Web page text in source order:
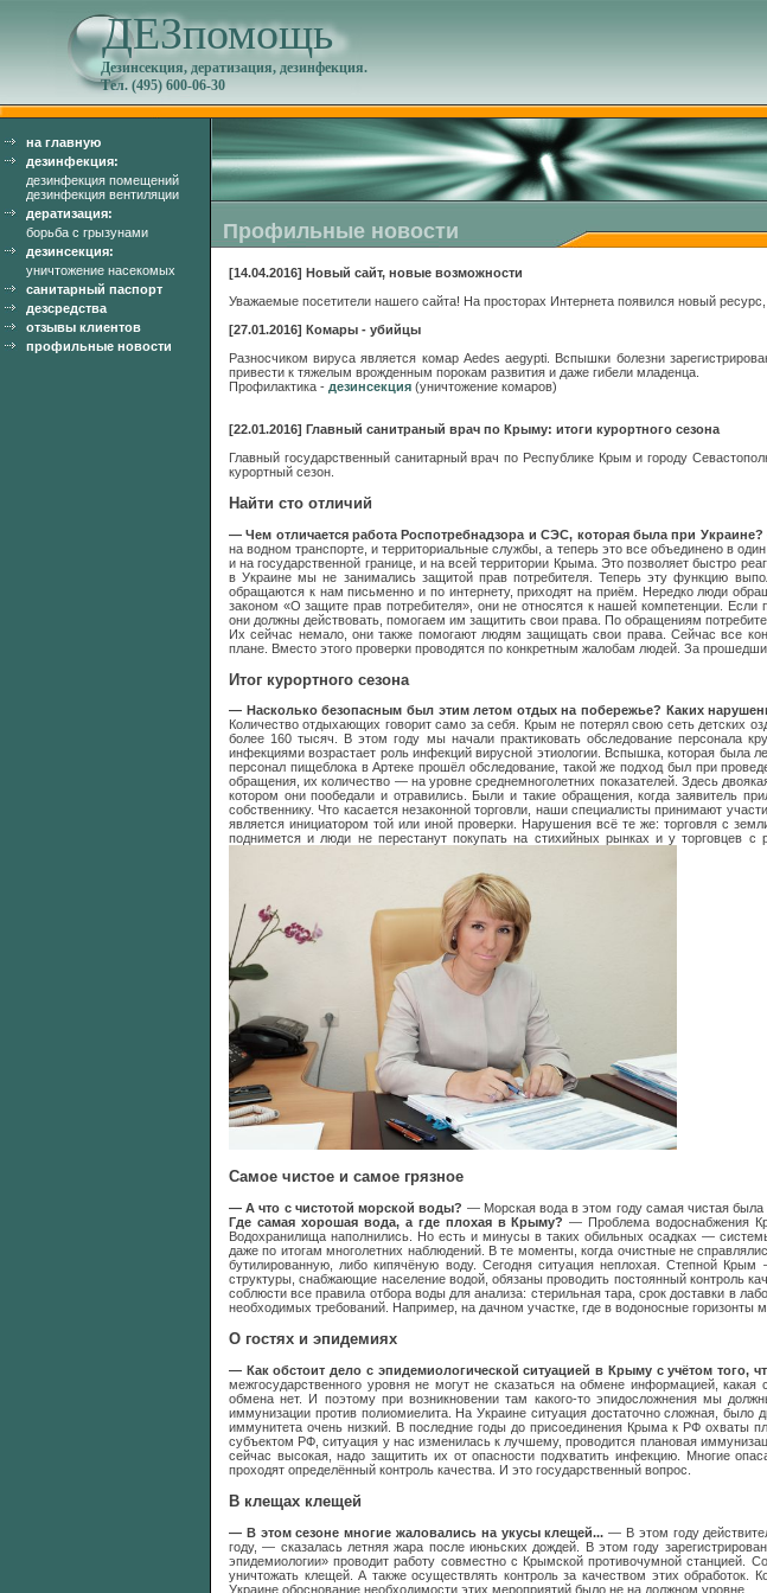
ДЕЗпомощь
Дезинсекция, дератизация, дезинфекция.
Тел. (495) 600-06-30
на главную
дезинфекция:
дезинфекция помещений
дезинфекция вентиляции
дератизация:
борьба с грызунами
дезинсекция:
уничтожение насекомых
санитарный паспорт
дезсредства
отзывы клиентов
профильные новости
Профильные новости
[14.04.2016] Новый сайт, новые возможности
Уважаемые посетители нашего сайта! На просторах Интернета появился новый
[27.01.2016] Комары - убийцы
Разносчиком вируса является комар Aedes aegypti. Вспышки болезни
привести к тяжелым врожденным порокам развития и даже гибели младенца.
Профилактика - дезинсекция (уничтожение комаров)
[22.01.2016] Главный санитраный врач по Крыму: итоги курортного сезона
Главный государственный санитарный врач по Республике Крым и городу
курортный сезон.
Найти сто отличий
— Чем отличается работа Роспотребнадзора и СЭС, которая была при Украине?
на водном транспорте, и территориальные службы, а теперь это все объединено в
и на государственной границе, и на всей территории Крыма. Это позволяет быстро
в Украине мы не занимались защитой прав потребителя. Теперь эту функцию
обращаются к нам письменно и по интернету, приходят на приём. Нередко люди
законом «О защите прав потребителя», они не относятся к нашей компетенции.
они должны действовать, помогаем им защитить свои права. По обращениям
Их сейчас немало, они также помогают людям защищать свои права. Сейчас все
плане. Вместо этого проверки проводятся по конкретным жалобам людей. За
Итог курортного сезона
— Насколько безопасным был этим летом отдых на побережье? Каких
Количество отдыхающих говорит само за себя. Крым не потерял свою сеть детских
более 160 тысяч.
В этом году мы начали практиковать обследование персонала
инфекциями возрастает роль инфекций вирусной этиологии. Вспышка, которая была
персонал пищеблока в Артеке прошёл обследование, такой же подход был при
обращения, их количество — на уровне среднемноголетних показателей. Здесь
котором они пообедали и отравились. Были и такие обращения, когда заявитель
собственнику. Что касается незаконной торговли, наши специалисты принимают
является инициатором той или иной проверки. Нарушения всё те же: торговля с
поднимется и люди не перестанут покупать на стихийных рынках и у торговцев
Самое чистое и самое грязное
— А что с чистотой морской воды? — Морская вода в этом году самая чистая
Где самая хорошая вода, а где плохая в Крыму? — Проблема водоснабжения
Водохранилища наполнились. Но есть и минусы в таких обильных осадках —
даже по итогам многолетних наблюдений. В те моменты, когда очистные не
бутилированную, либо кипячёную воду. Сегодня ситуация неплохая. Степной Крым
структуры, снабжающие население водой, обязаны проводить постоянный контроль
соблюсти все правила отбора воды для анализа: стерильная тара, срок доставки в
необходимых требований. Например, на дачном участке, где в водоносные горизонты
О гостях и эпидемиях
— Как обстоит дело с эпидемиологической ситуацией в Крыму с учётом того,
межгосударственного уровня не могут не сказаться на обмене информацией,
обмена нет. И поэтому при возникновении там какого-то эпидосложнения мы
иммунизации против полиомиелита. На Украине ситуация достаточно сложная, было
иммунитета очень низкий. В последние годы до присоединения Крыма к РФ охваты
субъектом РФ, ситуация у нас изменилась к лучшему, проводится плановая
сейчас высокая, надо защитить их от опасности подхватить инфекцию. Многие
проходят определённый контроль качества. И это государственный вопрос.
В клещах клещей
— В этом сезоне многие жаловались на укусы клещей... — В этом году
году, — сказалась летняя жара после июньских дождей. В этом году
эпидемиологии» проводит работу совместно с Крымской противочумной станцией.
уничтожать клещей. А также осуществлять контроль за качеством этих
Украине обоснование необходимости этих мероприятий было не на должном уровне.